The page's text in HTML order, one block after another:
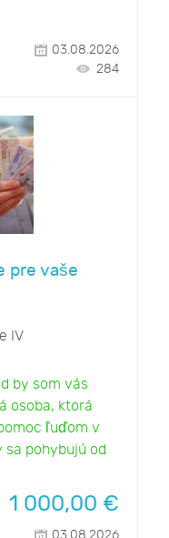
03.08.2026
284
pre vaše
IV
by som vás
osoba, ktorá
ľuďom v
sa pohybujú od
1 000,00 €
03.08.2026